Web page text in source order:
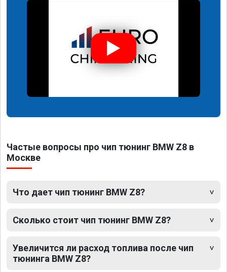
Частые вопросы про чип тюнинг BMW Z8 в
Москве
Что дает чип тюнинг BMW Z8?
Сколько стоит чип тюнинг BMW Z8?
Увеличится ли расход топлива после чип
тюнинга BMW Z8?